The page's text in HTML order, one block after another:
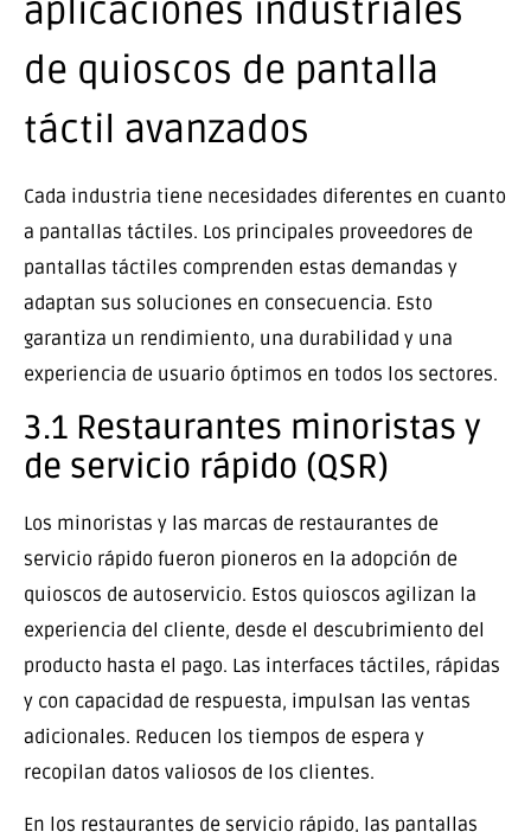
aplicaciones industriales
de quioscos de pantalla
táctil avanzados
Cada industria tiene necesidades diferentes en cuanto
a pantallas táctiles. Los principales proveedores de
pantallas táctiles comprenden estas demandas y
adaptan sus soluciones en consecuencia. Esto
garantiza un rendimiento, una durabilidad y una
experiencia de usuario óptimos en todos los sectores.
3.1 Restaurantes minoristas y
de servicio rápido (QSR)
Los minoristas y las marcas de restaurantes de
servicio rápido fueron pioneros en la adopción de
quioscos de autoservicio. Estos quioscos agilizan la
experiencia del cliente, desde el descubrimiento del
producto hasta el pago. Las interfaces táctiles, rápidas
y con capacidad de respuesta, impulsan las ventas
adicionales. Reducen los tiempos de espera y
recopilan datos valiosos de los clientes.
En los restaurantes de servicio rápido, las pantallas